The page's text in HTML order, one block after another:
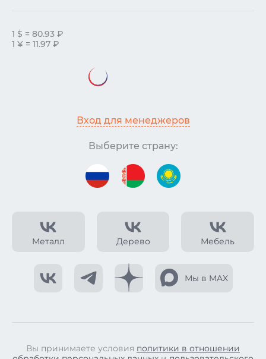
Металл Дерево Мебель
Мы в MAX
1 $ = 80.93 ₽
1 ¥ = 11.97 ₽
Вход для менеджеров
Выберите страну:
Вы принимаете условия политики в отношении